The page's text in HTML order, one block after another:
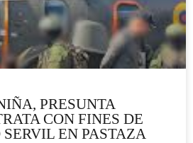
PRESUNTA
CON FINES DE
EN PASTAZA